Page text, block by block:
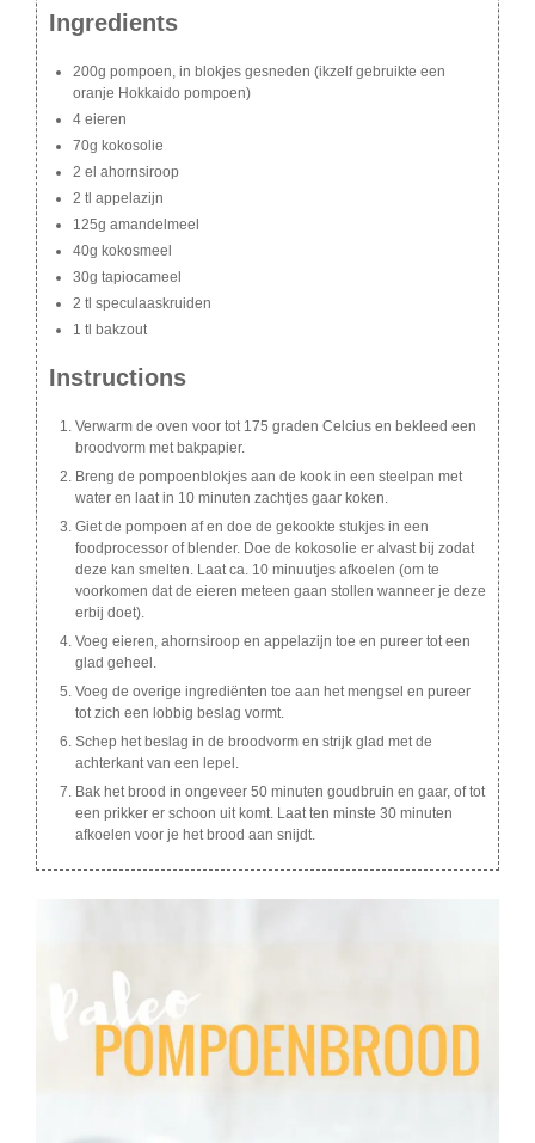
Ingredients
200g pompoen, in blokjes gesneden (ikzelf gebruikte een
oranje Hokkaido pompoen)
4 eieren
70g kokosolie
2 el ahornsiroop
2 tl appelazijn
125g amandelmeel
40g kokosmeel
30g tapiocameel
2 tl speculaaskruiden
1 tl bakzout
Instructions
Verwarm de oven voor tot 175 graden Celcius en bekleed een
broodvorm met bakpapier.
Breng de pompoenblokjes aan de kook in een steelpan met
water en laat in 10 minuten zachtjes gaar koken.
Giet de pompoen af en doe de gekookte stukjes in een
foodprocessor of blender. Doe de kokosolie er alvast bij zodat
deze kan smelten. Laat ca. 10 minuutjes afkoelen (om te
voorkomen dat de eieren meteen gaan stollen wanneer je deze
erbij doet).
Voeg eieren, ahornsiroop en appelazijn toe en pureer tot een
glad geheel.
Voeg de overige ingrediënten toe aan het mengsel en pureer
tot zich een lobbig beslag vormt.
Schep het beslag in de broodvorm en strijk glad met de
achterkant van een lepel.
Bak het brood in ongeveer 50 minuten goudbruin en gaar, of tot
een prikker er schoon uit komt. Laat ten minste 30 minuten
afkoelen voor je het brood aan snijdt.